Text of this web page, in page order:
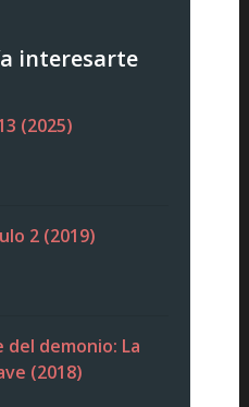
interesarte
(2025)
2 (2019)
del demonio: La
(2018)